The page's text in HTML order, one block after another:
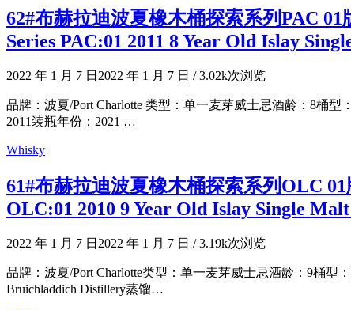
62#布赫拉迪波夏橡木桶探索系列PAC
Series PAC:01 2011 8 Year Old Islay
2022 年 1 月 7 日 2022 年 1 月 7 日 /3.02k次浏览
品牌：波夏/Port Charlotte 类型：单一麦芽威士忌酒龄：8桶
2011装瓶年份：2021 …
Whisky
61#布赫拉迪波夏橡木桶探索系列OLC
OLC:01 2010 9 Year Old Islay Single
2022 年 1 月 7 日 2022 年 1 月 7 日 /3.19k次浏览
品牌：波夏/Port Charlotte类型：单一麦芽威士忌酒龄：9桶型
Bruichladdich Distillery蒸馏…